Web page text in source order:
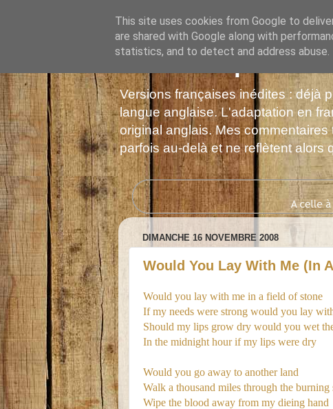
Les Monophonies
Versions françaises inédites : déjà
langue anglaise. L'adaptation en
original anglais. Mes
parfois au-delà et ne reflètent alors
DIMANCHE 16 NOVEMBRE 2008
Would You Lay With Me (In
Would you lay with me in a field of stone
If my needs were strong would you lay
Should my lips grow dry would you wet
In the midnight hour if my lips were dry
Would you go away to another land
Walk a thousand miles through the burning
Wipe the blood away from my dieing hand
This site uses cookies from Google to
are shared with Google along with
statistics, and to detect and address abuse.